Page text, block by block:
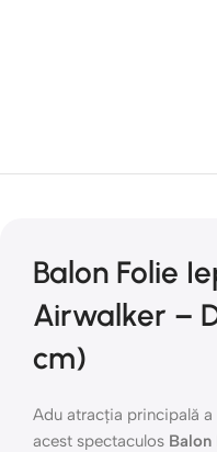
Balon Folie
Airwalker –
cm)
Adu atracția principală
acest spectaculos Balon